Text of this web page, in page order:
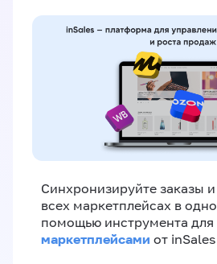
Синхронизируйте заказы и
всех маркетплейсах в
помощью инструмента для
маркетплейсами от inSales